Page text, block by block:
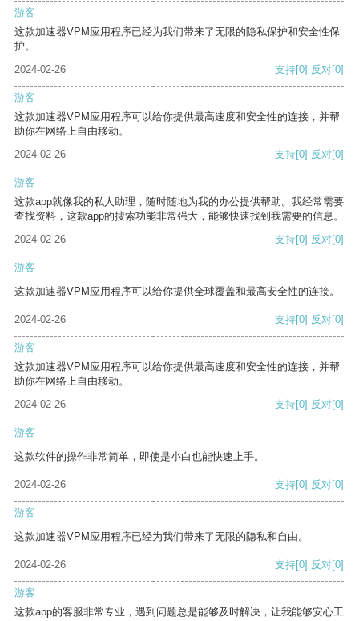
游客
这款加速器VPM应用程序已经为我们带来了无限的隐私保护和安全性保
护。
2024-02-26
支持[0] 反对[0]
游客
这款加速器VPM应用程序可以给你提供最高速度和安全性的连接，并帮
助你在网络上自由移动。
2024-02-26
支持[0] 反对[0]
游客
这款app就像我的私人助理，随时随地为我的办公提供帮助。我经常需要
查找资料，这款app的搜索功能非常强大，能够快速找到我需要的信息。
2024-02-26
支持[0] 反对[0]
游客
这款加速器VPM应用程序可以给你提供全球覆盖和最高安全性的连接。
2024-02-26 支持[0] 反对[0]
游客
这款加速器VPM应用程序可以给你提供最高速度和安全性的连接，并帮
助你在网络上自由移动。
2024-02-26
支持[0] 反对[0]
游客
这款软件的操作非常简单，即使是小白也能快速上手。
2024-02-26 支持[0] 反对[0]
游客
这款加速器VPM应用程序已经为我们带来了无限的隐私和自由。
2024-02-26 支持[0] 反对[0]
游客
这款app的客服非常专业，遇到问题总是能够及时解决，让我能够安心工